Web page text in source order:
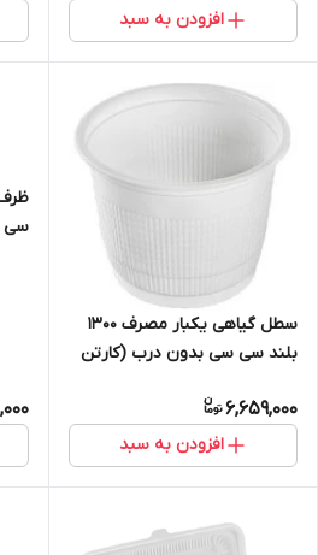
افزودن به سبد
سطل گیاهی یکبار مصرف ۱۳۰۰
بلند سی سی بدون درب (کارتن
6,659,000
افزودن به سبد